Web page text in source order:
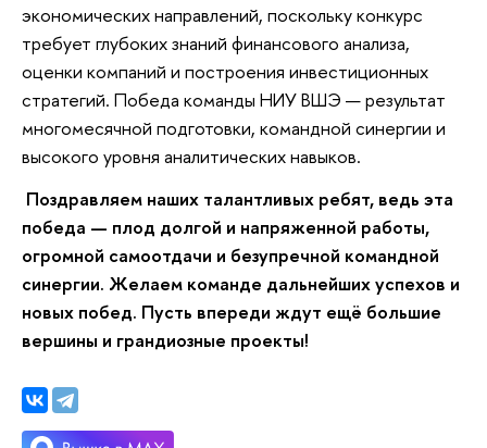
экономических направлений, поскольку конкурс
требует глубоких знаний финансового анализа,
оценки компаний и построения инвестиционных
стратегий. Победа команды НИУ ВШЭ — результат
многомесячной подготовки, командной синергии и
высокого уровня аналитических навыков.
Поздравляем наших талантливых ребят, ведь эта
победа — плод долгой и напряженной работы,
огромной самоотдачи и безупречной командной
синергии. Желаем команде дальнейших успехов и
новых побед. Пусть впереди ждут ещё большие
вершины и грандиозные проекты!